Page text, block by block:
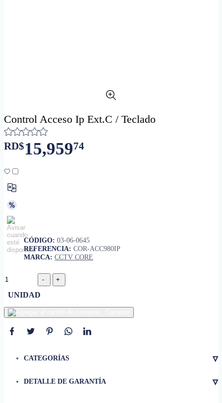
Control Acceso Ip Ext.C / Teclado
RD$15,95974
CÓDIGO: 03-06-0645
REFERENCIA: COR-ACC980IP
MARCA: CCTV CORE
UNIDAD
CATEGORÍAS ▿
DETALLE DE GARANTÍA ▿